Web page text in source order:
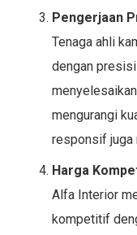
Pengerjaan
Tenaga ahli
dengan
mengurangi
responsif juga
Harga
Alfa Interior
kompetitif